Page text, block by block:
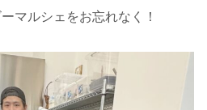
マルシェをお忘れなく！